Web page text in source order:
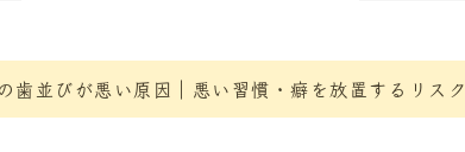
歯並びが悪い原因｜悪い習慣・癖を放置するリスク